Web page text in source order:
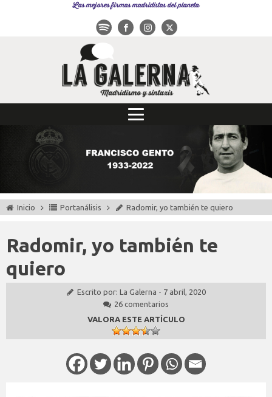
Las mejores firmas madridistas del planeta
Inicio Portanálisis Radomir, yo también te quiero
Radomir, yo también te
quiero
Escrito por: La Galerna - 7 abril, 2020
26 comentarios
VALORA ESTE ARTÍCULO